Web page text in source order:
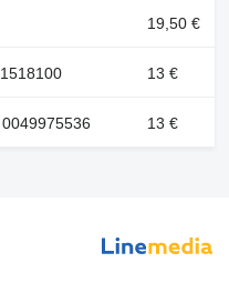
19,50 €
13 €
13 €